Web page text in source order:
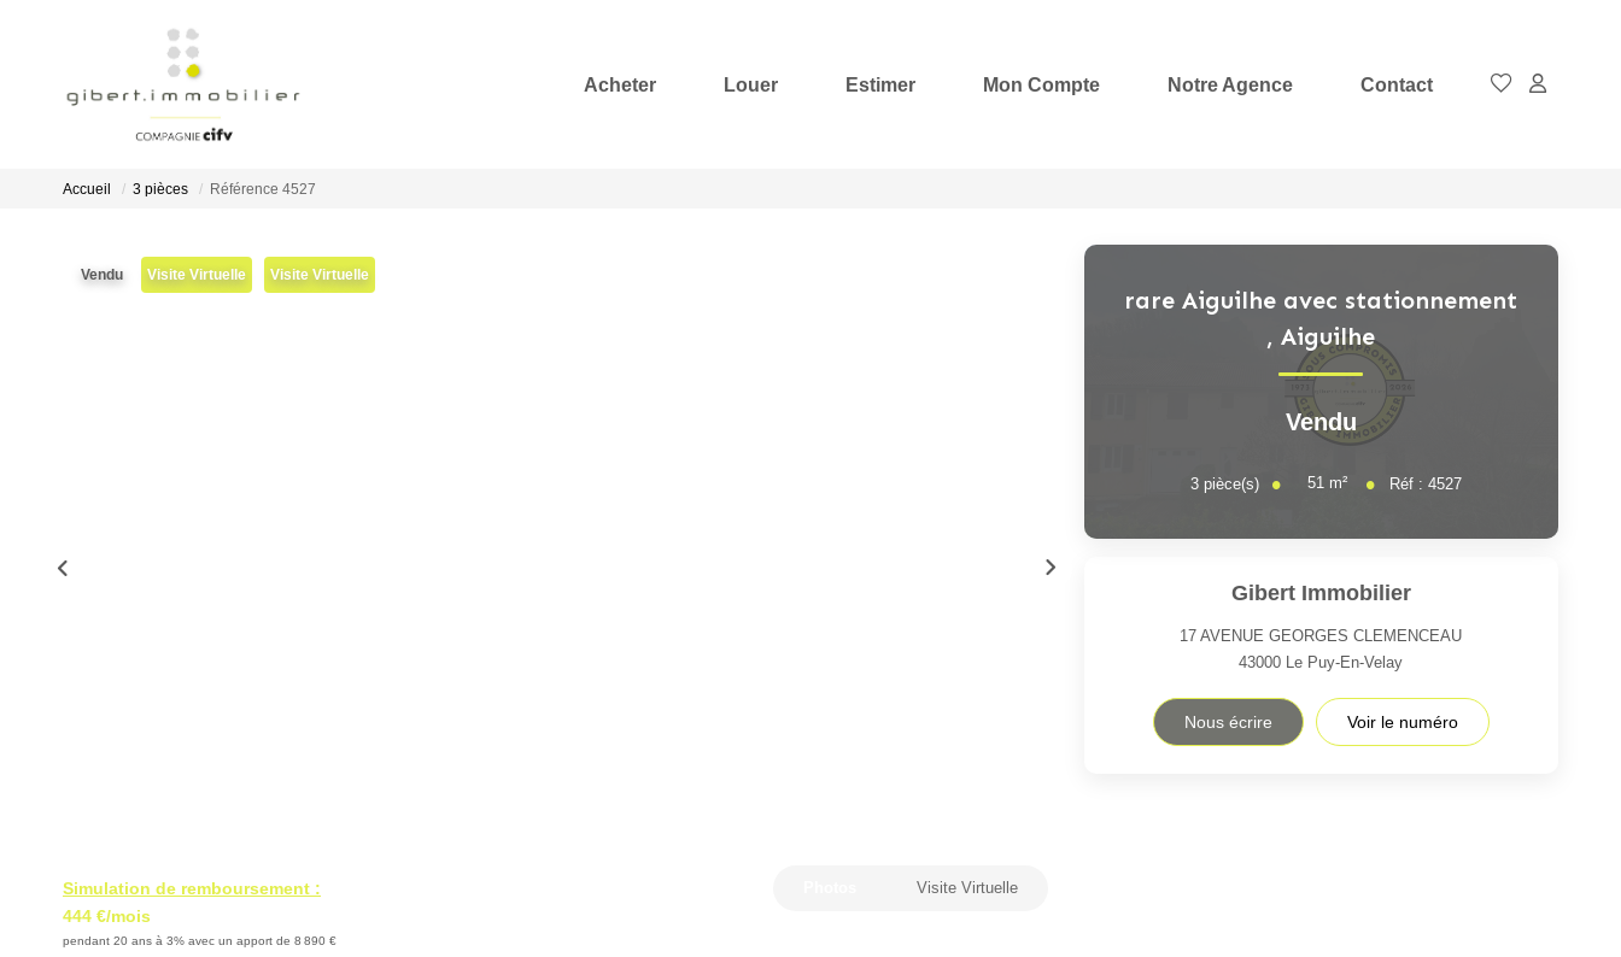
Acheter Louer Estimer Mon Compte Notre Agence Contact
Accueil 3 pièces Référence 4527
Vendu Visite Virtuelle Visite Virtuelle
Simulation de remboursement :
444 €/mois
pendant 20 ans à 3% avec un apport de 8 890 €
Visite Virtuelle
rare Aiguilhe avec stationnement
,Aiguilhe
Vendu
3 pièce(s) 51 m² Réf : 4527
Gibert Immobilier
17 AVENUE GEORGES CLEMENCEAU
43000 Le Puy-En-Velay
Nous écrire Voir le numéro